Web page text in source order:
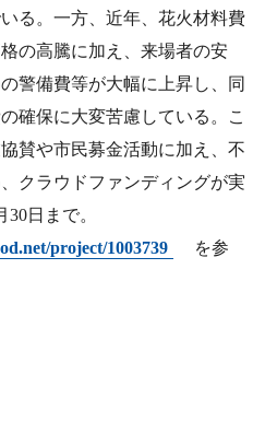
ビス
門委員会
性会
周年宣言
る。一方、近年、花火材料費
の高騰に加え、来場者の安
警備費等が大幅に上昇し、同
確保に大変苦慮している。こ
賛や市民募金活動に加え、不
クラウドファンディングが実
30日まで。
project/1003739
を参